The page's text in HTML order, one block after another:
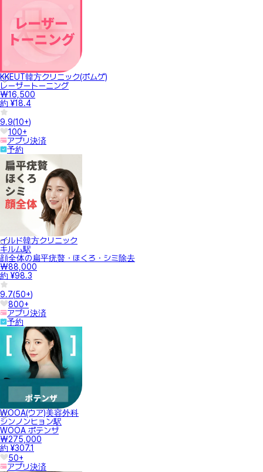
KKEUT韓方クリニック(ポムゲ)
レーザートーニング
₩16,500
約 ¥18.4
9.9(10+)
100+
アプリ決済
予約
イルド韓方クリニック
キルム駅
顔全体の扁平疣贅・ほくろ・シミ除去
₩88,000
約 ¥98.3
9.7(50+)
800+
アプリ決済
予約
WOOA(ウア)美容外科
シンノンヒョン駅
WOOA ポテンザ
₩275,000
約 ¥307.1
50+
アプリ決済